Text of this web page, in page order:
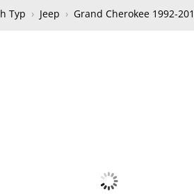
Typ › Jeep › Grand Cherokee 1992-